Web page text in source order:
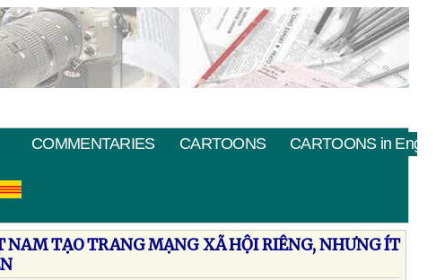
COMMENTARIES CARTOONS CARTOONS in English
NAM TẠO TRANG MẠNG XÃ HỘI RIÊNG, NHƯNG ÍT